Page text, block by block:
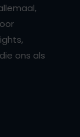
ons als